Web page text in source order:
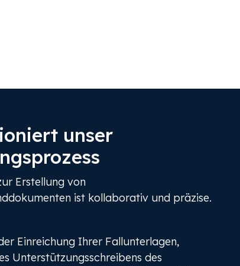
unser
Erstellung von
ist kollaborativ und präzise.
Einreichung Ihrer Fallunterlagen,
Unterstützungsschreibens des